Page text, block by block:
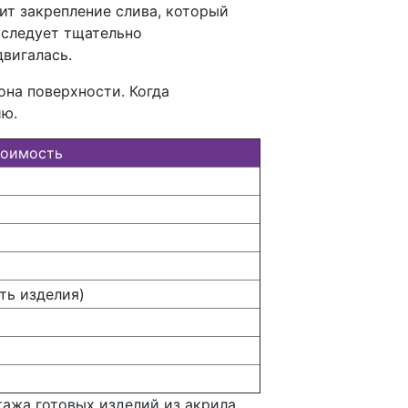
закрепление слива, который
тщательно
поверхности. Когда
изделия)